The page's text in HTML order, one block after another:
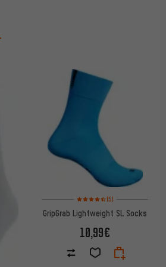
Bewertungen: 4,5 von 5
(5)
GripGrab Lightweight SL Socks
10,99€